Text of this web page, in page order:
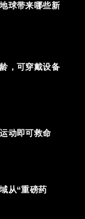
球带来哪些新
，可穿戴设备
动即可救命
从“重磅药